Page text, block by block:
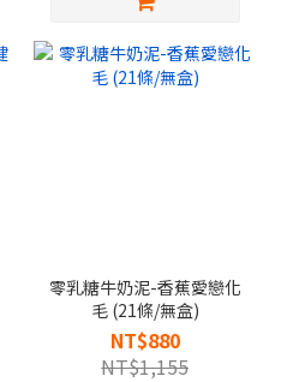
零乳糖牛奶泥-香蕉愛戀化
毛 (21條/無盒)
NT$880
NT$1,155